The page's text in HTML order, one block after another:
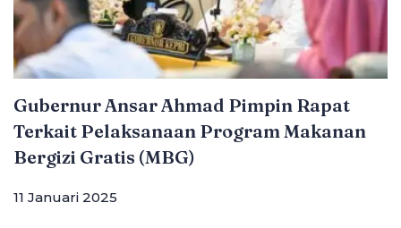
Gubernur Ansar Ahmad Pimpin Rapat
Terkait Pelaksanaan Program Makanan
Bergizi Gratis (MBG)
11 Januari 2025